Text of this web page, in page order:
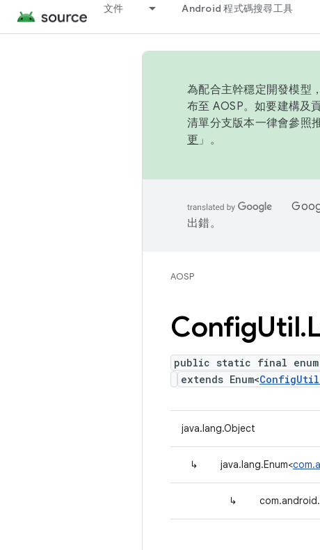
文件 Android 程式碼搜尋工具
為配合主幹穩定開發模型
布至 AOSP。如要建構及
清單分支版本一律會參照
更 」。
出錯。
AOSP
ConfigUtil.
public static final enum
extends Enum<
java.lang.Object
↳ java.lang.Enum<
↳